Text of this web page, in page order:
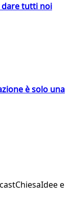
tutti noi
è solo una
ChiesaIdee e